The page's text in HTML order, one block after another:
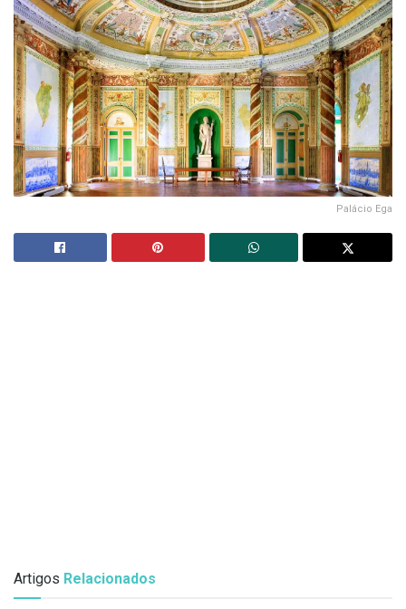
Palácio Ega
Artigos Relacionados